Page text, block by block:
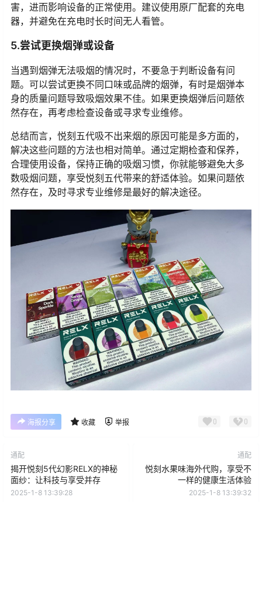
害，进而影响设备的正常使用。建议使用原厂配套的充电
器，并避免在充电时长时间无人看管。
5.尝试更换烟弹或设备
当遇到烟弹无法吸烟的情况时，不要急于判断设备有问
题。可以尝试更换不同口味或品牌的烟弹，有时是烟弹本
身的质量问题导致吸烟效果不佳。如果更换烟弹后问题依
然存在，再考虑检查设备或寻求专业维修。
总结而言，悦刻五代吸不出来烟的原因可能是多方面的，
解决这些问题的方法也相对简单。通过定期检查和保养，
合理使用设备，保持正确的吸烟习惯，你就能够避免大多
数吸烟问题，享受悦刻五代带来的舒适体验。如果问题依
然存在，及时寻求专业维修是最好的解决途径。
海报分享 收藏 举报 0 0
通配
揭开悦刻5代幻影RELX的神秘
面纱：让科技与享受并存
2025-1-8 13:39:28
通配
悦刻水果味海外代购，享受不
一样的健康生活体验
2025-1-8 13:39:32